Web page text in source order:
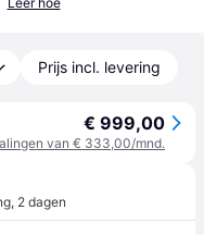
Prijs incl. levering
€ 999,00
van € 333,00/mnd.
, 2 dagen